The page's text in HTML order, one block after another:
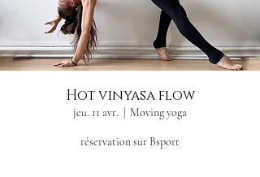
Hot vinyasa flow
jeu. 11 avr. Moving yoga
réservation sur Bsport